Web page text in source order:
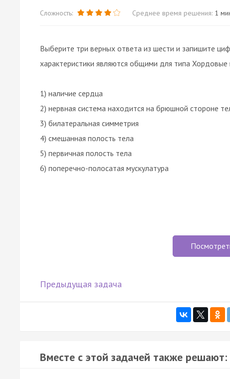
Сложность: Среднее время решения: 1
Выберите три верных ответа из шести и запишите
характеристики являются общими для типа Хордовые
1) наличие сердца
2) нервная система находится на брюшной стороне
3) билатеральная симметрия
4) смешанная полость тела
5) первичная полость тела
6) поперечно-полосатая мускулатура
Предыдущая задача
Вместе с этой задачей также решают: